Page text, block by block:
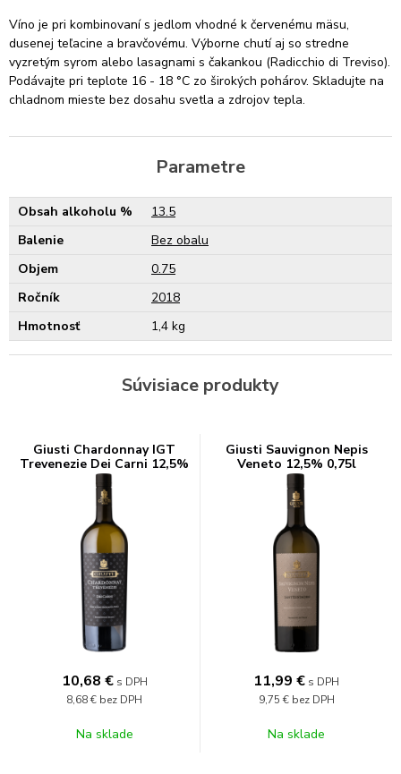
Víno je pri kombinovaní s jedlom vhodné k červenému mäsu,
dusenej teľacine a bravčovému. Výborne chutí aj so stredne
vyzretým syrom alebo lasagnami s čakankou (Radicchio di Treviso).
Podávajte pri teplote 16 - 18 °C zo širokých pohárov. Skladujte na
chladnom mieste bez dosahu svetla a zdrojov tepla.
Parametre
Obsah alkoholu %
13.5
Balenie
Bez obalu
Objem
0.75
Ročník
2018
Hmotnosť
1,4 kg
Súvisiace produkty
Giusti Chardonnay IGT
Trevenezie Dei Carni 12,5%
0,75l
10,68 € s DPH
8,68 € bez DPH
Na sklade
Giusti Sauvignon Nepis
Veneto 12,5% 0,75l
11,99 € s DPH
9,75 € bez DPH
Na sklade